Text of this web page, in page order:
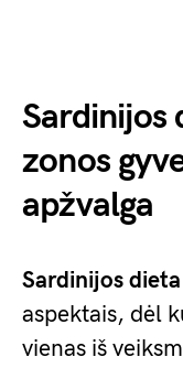
Sardinijos
zonos
apžvalga
Sardinijos dieta
aspektais, dėl
vienas iš